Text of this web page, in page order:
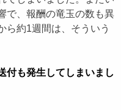
で、報酬の竜玉の数も異
ら約1週間は、そういう
も発生してしまいまし